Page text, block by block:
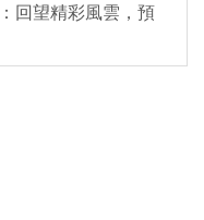
回望精彩風雲，預